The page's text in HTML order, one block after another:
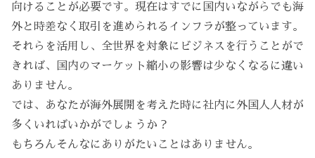
向けることが必要です。現在はすでに国内いながらでも海
外と時差なく取引を進められるインフラが整っています。
それらを活用し、全世界を対象にビジネスを行うことがで
きれば、国内のマーケット縮小の影響は少なくなるに違い
ありません。
では、あなたが海外展開を考えた時に社内に外国人人材が
多くいればいかがでしょうか？
もちろんそんなにありがたいことはありません。